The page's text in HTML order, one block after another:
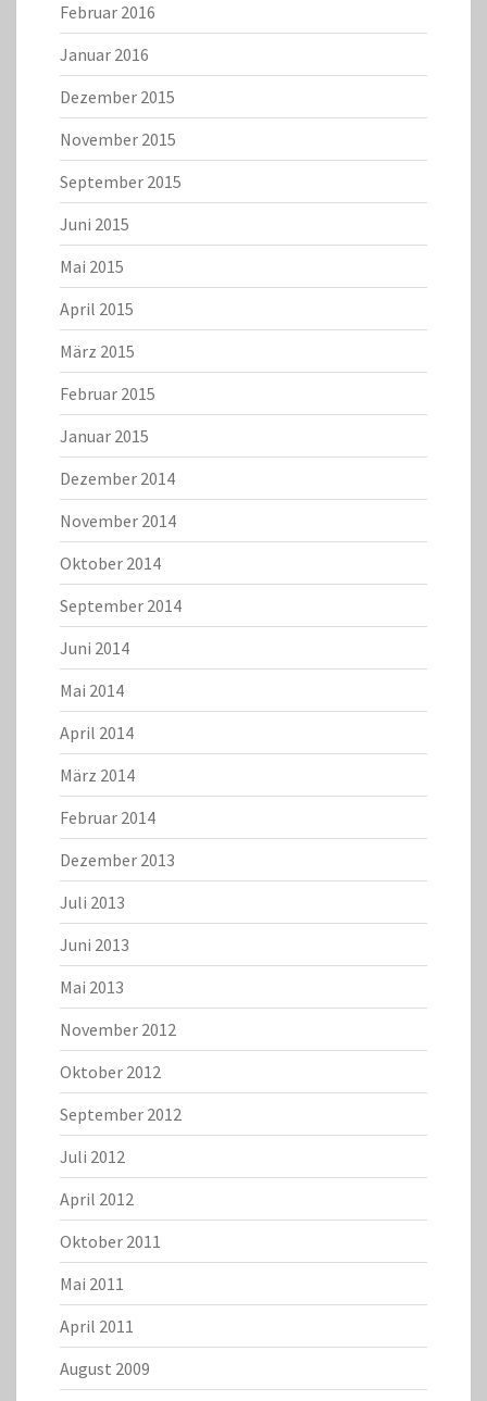
Februar 2016
Januar 2016
Dezember 2015
November 2015
September 2015
Juni 2015
Mai 2015
April 2015
März 2015
Februar 2015
Januar 2015
Dezember 2014
November 2014
Oktober 2014
September 2014
Juni 2014
Mai 2014
April 2014
März 2014
Februar 2014
Dezember 2013
Juli 2013
Juni 2013
Mai 2013
November 2012
Oktober 2012
September 2012
Juli 2012
April 2012
Oktober 2011
Mai 2011
April 2011
August 2009